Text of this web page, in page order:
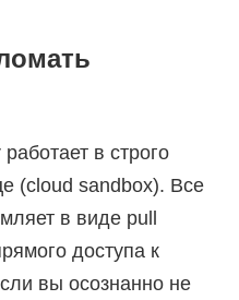
в строго
(cloud sandbox). Все
в виде pull
доступа к
вы осознанно не